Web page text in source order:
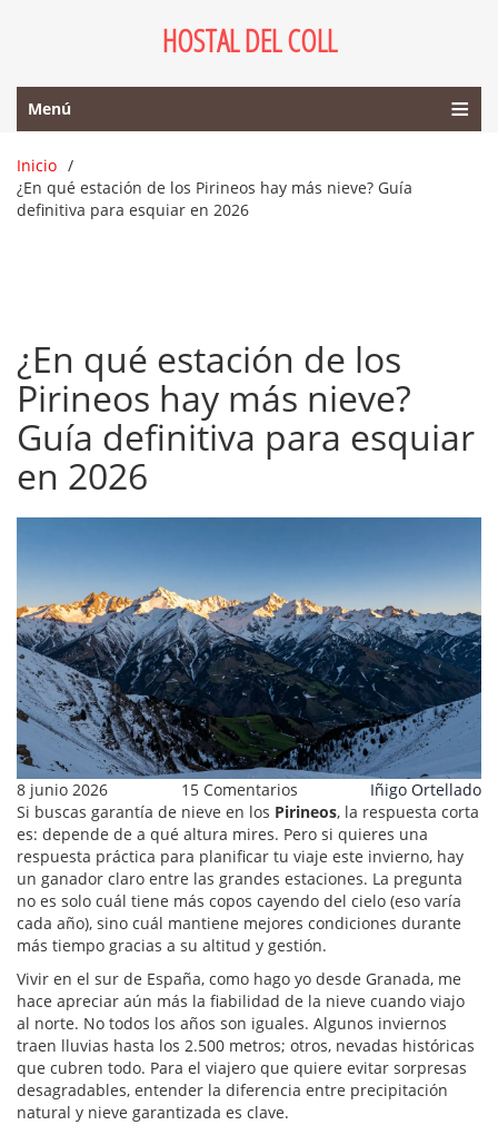
HOSTAL DEL COLL
Menú
Inicio
¿En qué estación de los Pirineos hay más nieve? Guía
definitiva para esquiar en 2026
¿En qué estación de los
Pirineos hay más nieve?
Guía definitiva para esquiar
en 2026
8 junio 2026 15 Comentarios
Iñigo Ortellado
Si buscas garantía de nieve en los Pirineos, la respuesta corta
es: depende de a qué altura mires. Pero si quieres una
respuesta práctica para planificar tu viaje este invierno, hay
un ganador claro entre las grandes estaciones. La pregunta
no es solo cuál tiene más copos cayendo del cielo (eso varía
cada año), sino cuál mantiene mejores condiciones durante
más tiempo gracias a su altitud y gestión.
Vivir en el sur de España, como hago yo desde Granada, me
hace apreciar aún más la fiabilidad de la nieve cuando viajo
al norte. No todos los años son iguales. Algunos inviernos
traen lluvias hasta los 2.500 metros; otros, nevadas históricas
que cubren todo. Para el viajero que quiere evitar sorpresas
desagradables, entender la diferencia entre precipitación
natural y nieve garantizada es clave.